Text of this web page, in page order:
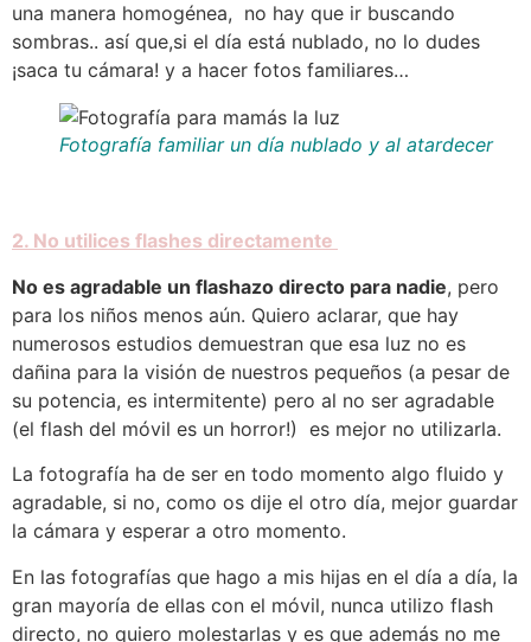
una manera homogénea, no hay que ir buscando
sombras.. así que,si el día está nublado, no lo dudes
¡saca tu cámara! y a hacer fotos familiares…
Fotografía familiar un día nublado y al atardecer
2. No utilices flashes directamente
No es agradable un flashazo directo para nadie, pero
para los niños menos aún. Quiero aclarar, que hay
numerosos estudios demuestran que esa luz no es
dañina para la visión de nuestros pequeños (a pesar de
su potencia, es intermitente) pero al no ser agradable
(el flash del móvil es un horror!) es mejor no utilizarla.
La fotografía ha de ser en todo momento algo fluido y
agradable, si no, como os dije el otro día, mejor guardar
la cámara y esperar a otro momento.
En las fotografías que hago a mis hijas en el día a día, la
gran mayoría de ellas con el móvil, nunca utilizo flash
directo, no quiero molestarlas y es que además no me